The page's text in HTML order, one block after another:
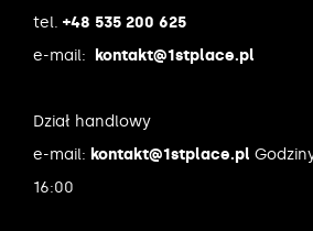
tel. +48 535 200 625
e-mail:
kontakt@1stplace.pl
Dział handlowy
e-mail: kontakt@1stplace.pl
16:00